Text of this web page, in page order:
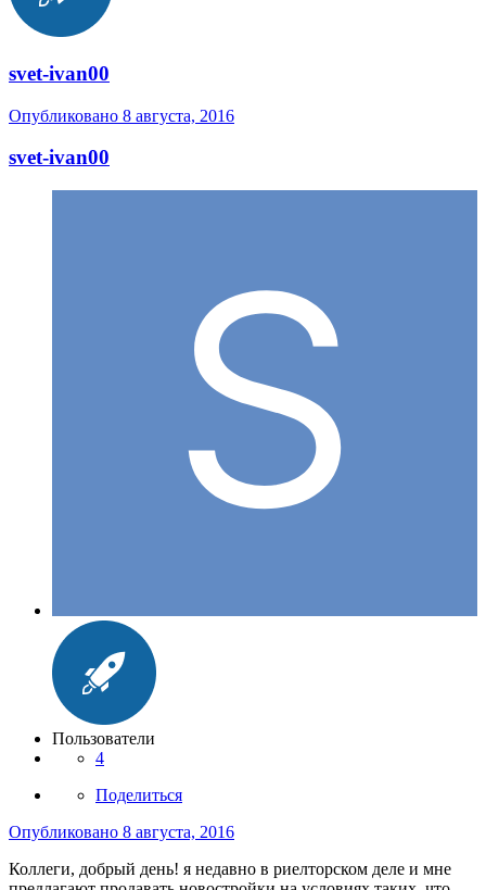
svet-ivan00
Опубликовано 8 августа, 2016
svet-ivan00
Пользователи
4
Поделиться
Опубликовано 8 августа, 2016
Коллеги, добрый день! я недавно в риелторском деле и мне